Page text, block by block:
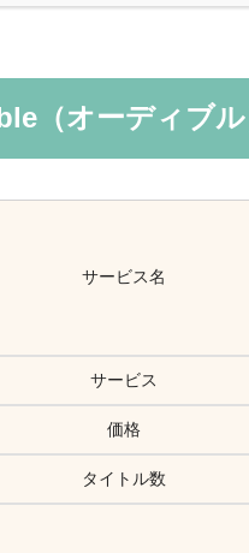
（オーディブ
サービス名
サービス
価格
タイトル数